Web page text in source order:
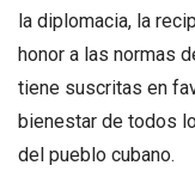
la diplomacia, la
honor a las normas
tiene suscritas en
bienestar de todos
del pueblo cubano.